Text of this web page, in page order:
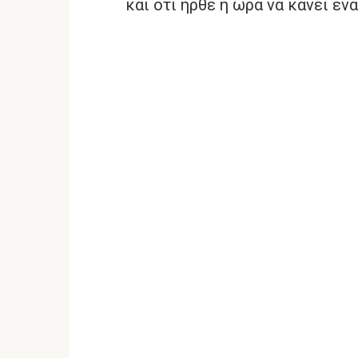
και ότι ήρθε η ώρα να κάνει